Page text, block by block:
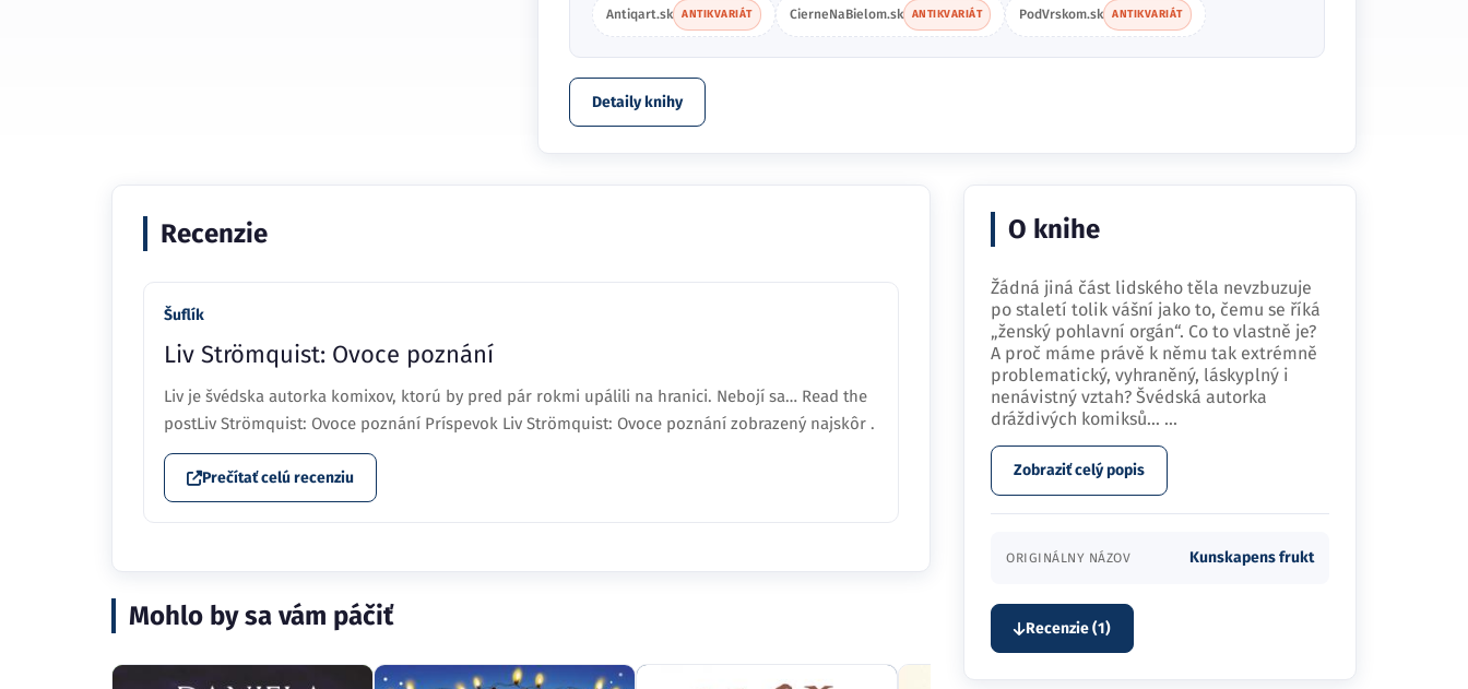
Antiqart.sk ANTIKVARIÁT CierneNaBielom.sk ANTIKVARIÁT PodVrskom.sk ANTIKVARIÁT
Detaily knihy
Recenzie
Šuflík
Liv Strömquist: Ovoce poznání
Liv je švédska autorka komixov, ktorú by pred pár rokmi upálili na hranici. Nebojí sa… Read the
postLiv Strömquist: Ovoce poznání Príspevok Liv Strömquist: Ovoce poznání zobrazený najskôr .
Prečítať celú recenziu
Mohlo by sa vám páčiť
O knihe
Žádná jiná část lidského těla nevzbuzuje
po staletí tolik vášní jako to, čemu se říká
„ženský pohlavní orgán“. Co to vlastně je?
A proč máme právě k němu tak extrémně
problematický, vyhraněný, láskyplný i
nenávistný vztah? Švédská autorka
dráždivých komiksů… ...
Zobraziť celý popis
ORIGINÁLNY NÁZOV Kunskapens frukt
Recenzie (1)